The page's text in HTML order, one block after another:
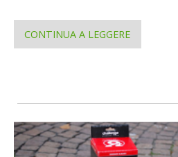
CONTINUA A LEGGERE